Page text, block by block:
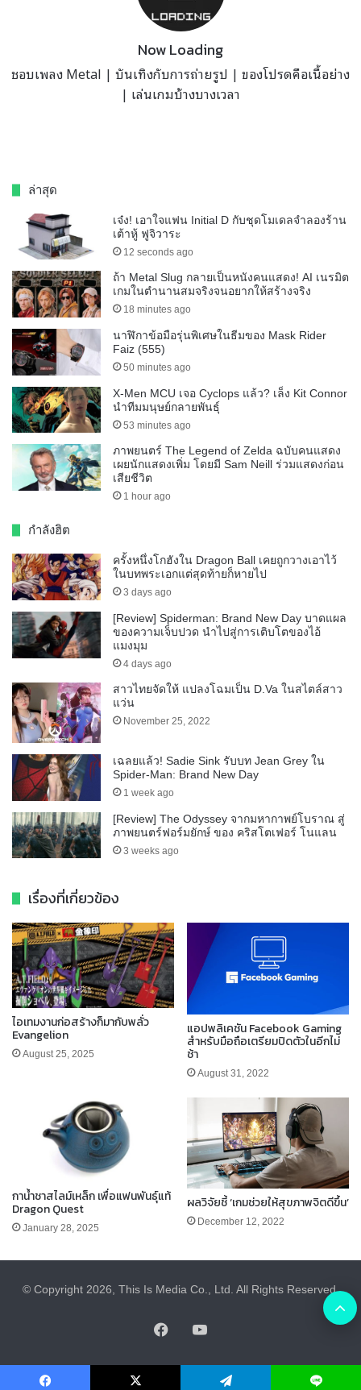
Now Loading
ชอบเพลง Metal | บันเทิงกับการถ่ายรูป | ของโปรดคือเนื้อย่าง
| เล่นเกมบ้างบางเวลา
ล่าสุด
เจ๋ง! เอาใจแฟน Initial D กับชุดโมเดลจำลองร้าน
เต้าหู้ ฟูจิวาระ
12 seconds ago
ถ้า Metal Slug กลายเป็นหนังคนแสดง! AI เนรมิต
เกมในตำนานสมจริงจนอยากให้สร้างจริง
18 minutes ago
นาฬิกาข้อมือรุ่นพิเศษในธีมของ Mask Rider
Faiz (555)
50 minutes ago
X-Men MCU เจอ Cyclops แล้ว? เล็ง Kit Connor
นำทีมมนุษย์กลายพันธุ์
53 minutes ago
ภาพยนตร์ The Legend of Zelda ฉบับคนแสดง
เผยนักแสดงเพิ่ม โดยมี Sam Neill ร่วมแสดงก่อน
เสียชีวิต
1 hour ago
กำลังฮิต
ครั้งหนึ่งโกฮังใน Dragon Ball เคยถูกวางเอาไว้
ในบทพระเอกแต่สุดท้ายก็หายไป
3 days ago
[Review] Spiderman: Brand New Day บาดแผล
ของความเจ็บปวด นำไปสู่การเติบโตของไอ้
แมงมุม
4 days ago
สาวไทยจัดให้ แปลงโฉมเป็น D.Va ในสไตล์สาว
แว่น
November 25, 2022
เฉลยแล้ว! Sadie Sink รับบท Jean Grey ใน
Spider-Man: Brand New Day
1 week ago
[Review] The Odyssey จากมหากาพย์โบราณ สู่
ภาพยนตร์ฟอร์มยักษ์ ของ คริสโตเฟอร์ โนแลน
3 weeks ago
เรื่องที่เกี่ยวข้อง
ไอเทมงานก่อสร้างก็มากับพลั่ว
Evangelion
August 25, 2025
แอปพลิเคชัน Facebook Gaming
สำหรับมือถือเตรียมปิดตัวในอีกไม่
ช้า
August 31, 2022
กาน้ำชาสไลม์เหล็ก เพื่อแฟนพันธุ์แท้
Dragon Quest
January 28, 2025
ผลวิจัยชี้ ‘เกมช่วยให้สุขภาพจิตดีขึ้น’
December 12, 2022
© Copyright 2026, This Is Media Co., Ltd. All Rights Reserved.
FacebookYouTube